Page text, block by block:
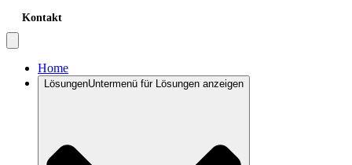
Kontakt
Home
LösungenUntermenü für Lösungen anzeigen